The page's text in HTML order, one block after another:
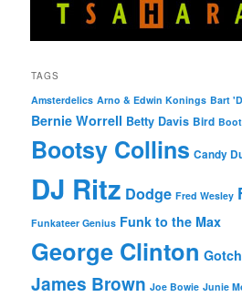
TAGS
Amsterdelics Arno & Edwin Konings Bart
Bernie Worrell Betty Davis Bird
Bootsy Collins Candy
DJ Ritz Dodge Fred Wesley
Funkateer Genius Funk to the Max
George Clinton
James Brown Joe Bowie Junie